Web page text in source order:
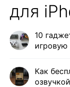
для
10
игровую
Как